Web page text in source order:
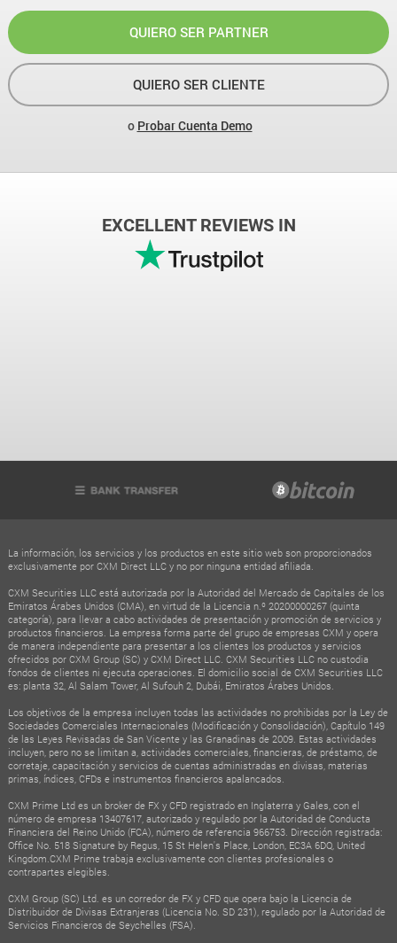
QUIERO SER PARTNER
QUIERO SER CLIENTE
o Probar Cuenta Demo
EXCELLENT REVIEWS IN
La información, los servicios y los productos en este sitio web son proporcionados
exclusivamente por CXM Direct LLC y no por ninguna entidad afiliada.
CXM Securities LLC está autorizada por la Autoridad del Mercado de Capitales de los
Emiratos Árabes Unidos (CMA), en virtud de la Licencia n.º 20200000267 (quinta
categoría), para llevar a cabo actividades de presentación y promoción de servicios y
productos financieros. La empresa forma parte del grupo de empresas CXM y opera
de manera independiente para presentar a los clientes los productos y servicios
ofrecidos por CXM Group (SC) y CXM Direct LLC. CXM Securities LLC no custodia
fondos de clientes ni ejecuta operaciones. El domicilio social de CXM Securities LLC
es: planta 32, Al Salam Tower, Al Sufouh 2, Dubái, Emiratos Árabes Unidos.
Los objetivos de la empresa incluyen todas las actividades no prohibidas por la Ley de
Sociedades Comerciales Internacionales (Modificación y Consolidación), Capítulo 149
de las Leyes Revisadas de San Vicente y las Granadinas de 2009. Estas actividades
incluyen, pero no se limitan a, actividades comerciales, financieras, de préstamo, de
corretaje, capacitación y servicios de cuentas administradas en divisas, materias
primas, índices, CFDs e instrumentos financieros apalancados.
CXM Prime Ltd es un broker de FX y CFD registrado en Inglaterra y Gales, con el
número de empresa 13407617, autorizado y regulado por la Autoridad de Conducta
Financiera del Reino Unido (FCA), número de referencia 966753. Dirección registrada:
Office No. 518 Signature by Regus, 15 St Helen's Place, London, EC3A 6DQ, United
Kingdom.CXM Prime trabaja exclusivamente con clientes profesionales o
contrapartes elegibles.
CXM Group (SC) Ltd. es un corredor de FX y CFD que opera bajo la Licencia de
Distribuidor de Divisas Extranjeras (Licencia No. SD 231), regulado por la Autoridad de
Servicios Financieros de Seychelles (FSA).